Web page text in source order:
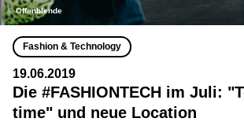
© Offenblende
Fashion & Technology
19.06.2019
Die #FASHIONTECH im Juli:
time" und neue Location